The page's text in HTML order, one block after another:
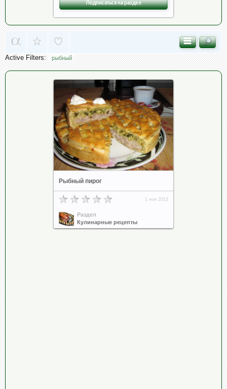
Подписаться на раздел
Active Filters: рыбный
Рыбный пирог
1 ноя 2013
Раздел
Кулинарные рецепты